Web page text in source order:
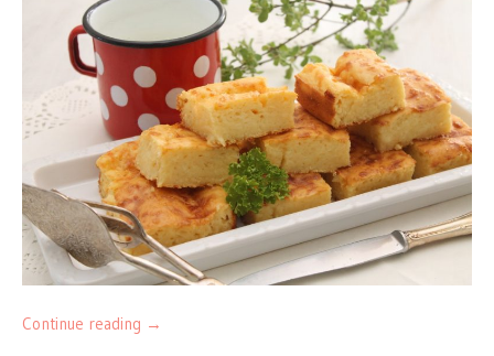
Continue reading →